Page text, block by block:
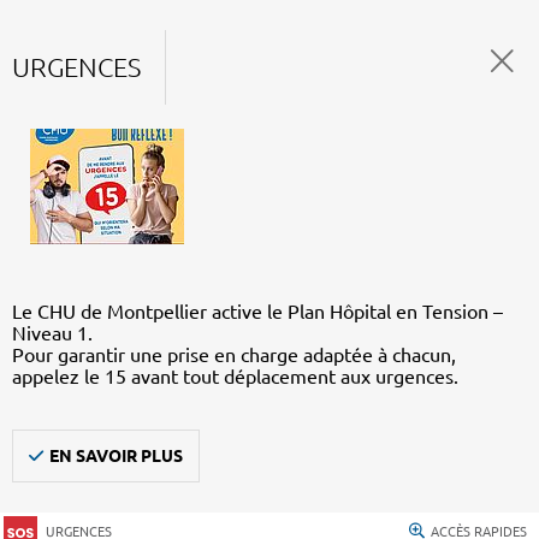
URGENCES
Le CHU de Montpellier active le Plan Hôpital en Tension –
Niveau 1.
Pour garantir une prise en charge adaptée à chacun,
appelez le 15 avant tout déplacement aux urgences.
EN SAVOIR PLUS
URGENCES ACCÈS RAPIDES